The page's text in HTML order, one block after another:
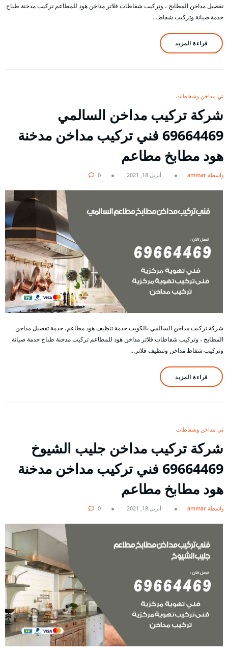
تفصيل مداخن المطابخ ، وتركيب شفاطات فلاتر مداخن هود للمطاعم تركيب مدخنة طباخ
خدمة صيانة وتركيب شفاط…
قراءة المزيد
فني مداخن وشفاطات
شركة تركيب مداخن السالمي
69664469 فني تركيب مداخن مدخنة
هود مطابخ مطاعم
بواسطة ammar أبريل 18, 2021 0
شركة تركيب مداخن السالمي بالكويت خدمة تنظيف هود مطاعم، خدمة تفصيل مداخن
المطابخ ، وتركيب شفاطات فلاتر مداخن هود للمطاعم تركيب مدخنة طباخ خدمة صيانة
وتركيب شفاط مداخن وتنظيف فلاتر…
قراءة المزيد
فني مداخن وشفاطات
شركة تركيب مداخن جليب الشيوخ
69664469 فني تركيب مداخن مدخنة
هود مطابخ مطاعم
بواسطة ammar أبريل 18, 2021 0